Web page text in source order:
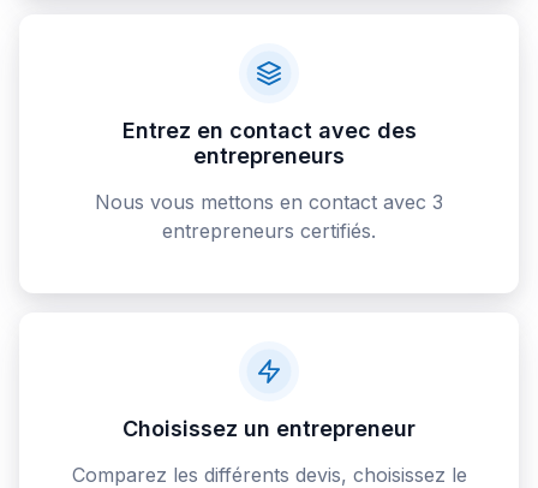
Entrez en contact avec des
entrepreneurs
Nous vous mettons en contact avec 3
entrepreneurs certifiés.
Choisissez un entrepreneur
Comparez les différents devis, choisissez le